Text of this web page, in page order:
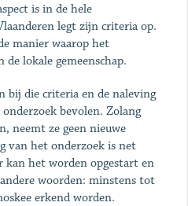
is in de hele
legt zijn criteria op.
manier waarop het
de lokale gemeenschap.
bij die criteria en de naleving
bevolen. Zolang
neemt ze geen nieuwe
van het onderzoek is net
kan het worden opgestart en
woorden: minstens tot
erkend worden.